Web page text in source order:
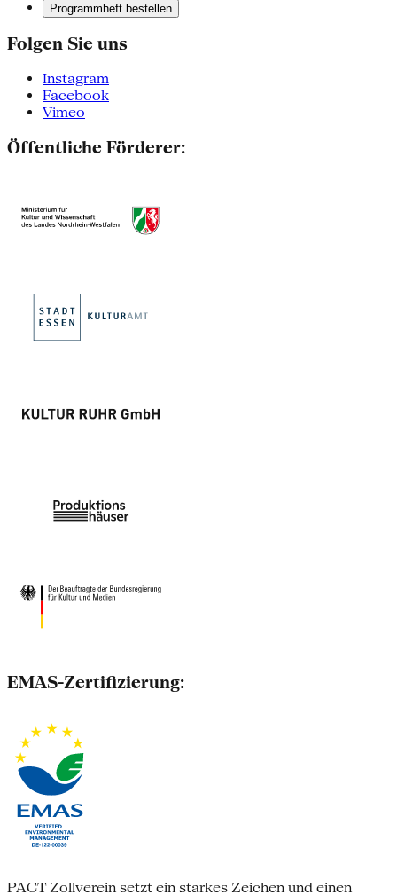
Programmheft bestellen
Folgen Sie uns
Instagram
Facebook
Vimeo
Öffentliche Förderer:
EMAS-Zertifizierung:
PACT Zollverein setzt ein starkes Zeichen und einen